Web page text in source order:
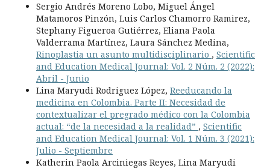
Sergio Andrés Moreno Lobo, Miguel Ángel
Matamoros Pinzón, Luis Carlos Chamorro Ramirez,
Stephany Figueroa Gutiérrez, Eliana Paola
Valderrama Martínez, Laura Sánchez Medina,
Rinoplastia un asunto multidisciplinario , Scientific
and Education Medical Journal: Vol. 2 Núm. 2 (2022):
Abril - Junio
Lina Maryudi Rodriguez López, Reeducando la
medicina en Colombia. Parte II: Necesidad de
contextualizar el pregrado médico con la Colombia
actual: “de la necesidad a la realidad” , Scientific
and Education Medical Journal: Vol. 1 Núm. 3 (2021):
Julio - Septiembre
Katherin Paola Arciniegas Reyes, Lina Maryudi